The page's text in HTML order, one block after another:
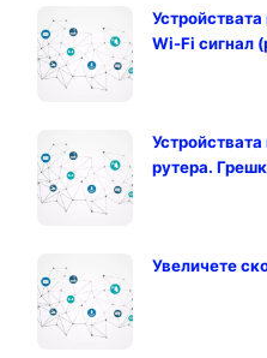
Wi-Fi сигнал
рутера.
Увеличете